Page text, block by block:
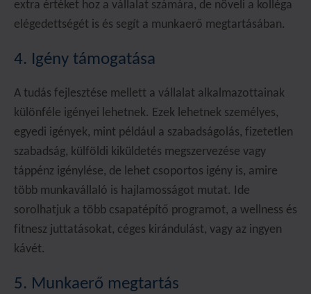
extra értéket hoz a vállalat számára, de növeli a kolléga
elégedettségét is és segít a munkaerő megtartásában.
4. Igény támogatása
A tudás fejlesztése mellett a vállalat alkalmazottainak
különféle igényei lehetnek. Ezek lehetnek személyes,
egyedi igények, mint például a szabadságolás, fizetetlen
szabadság, külföldi kiküldetés megszervezése vagy
táppénz igénylése, de lehet csoportos igény is, amire
több munkavállaló is hajlamosságot mutat. Ide
sorolhatjuk a több csapatépítő programot, a wellness és
fitnesz juttatásokat, céges kirándulást, vagy az ingyen
kávét.
5. Munkaerő megtartás